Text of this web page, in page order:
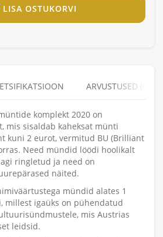
LISA OSTUKORVI
ARVUSTUSED (0)
komplekt 2020 on
mis sisaldab kaheksat münti
kuni 2 eurot, vermitud BU (Brilliant
Need mündid löödi hoolikalt
ringletud ja need on
näited.
mündid alates 1
millest igaüks on pühendatud
mis Austrias
leidsid.